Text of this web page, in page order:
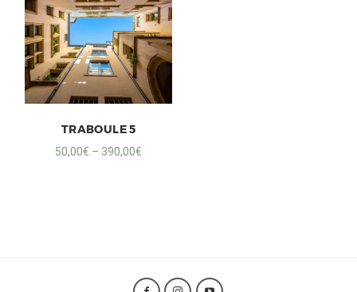
TRABOULE 5
50,00€ – 390,00€